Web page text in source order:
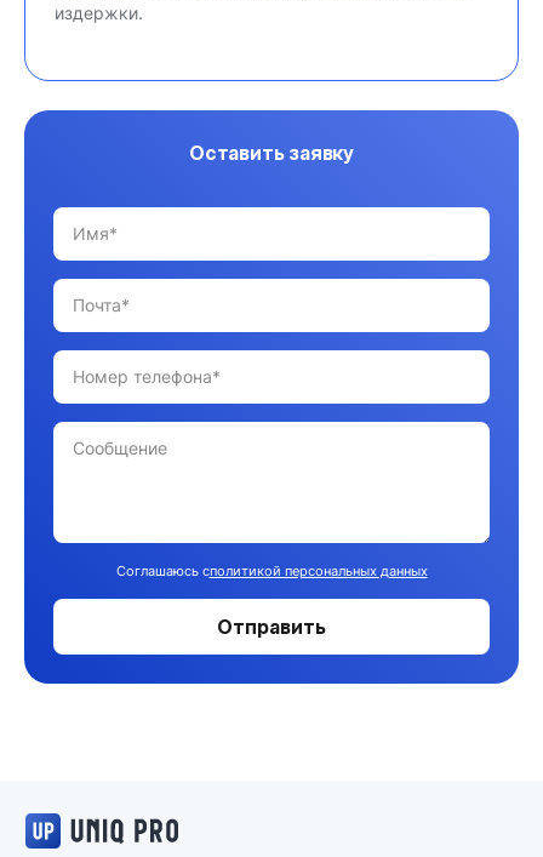
издержки.
Оставить заявку
Соглашаюсь сполитикой персональных данных
Отправить